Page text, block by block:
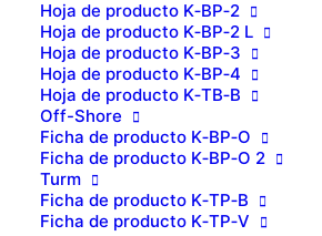
Hoja de pro­duc­to K‑BP‑2
Hoja de pro­duc­to K‑BP‑2 L
Hoja de pro­duc­to K‑BP‑3
Hoja de pro­duc­to K‑BP‑4
Hoja de pro­duc­to K‑TB‑B
Off-Sho­re
Ficha de pro­duc­to K‑BP‑O
Ficha de pro­duc­to K‑BP‑O 2
Turm
Ficha de pro­duc­to K‑TP‑B
Ficha de pro­duc­to K‑TP‑V